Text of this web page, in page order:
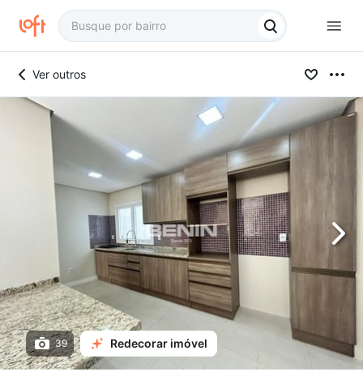
Ver outros
39 Redecorar imóvel